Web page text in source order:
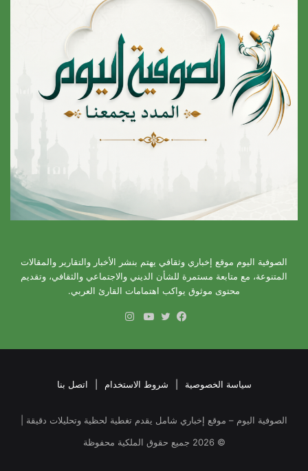
الصوفية اليوم موقع إخباري وثقافي يهتم بنشر الأخبار والتقارير والمقالات
المتنوعة، مع متابعة مستمرة للشأن الديني والاجتماعي والثقافي، وتقديم
محتوى موثوق يواكب اهتمامات القارئ العربي.
سياسة الخصوصية شروط الاستخدام اتصل بنا
الصوفية اليوم – موقع إخباري شامل يقدم تغطية لحظية وتحليلات دقيقة |
©
2026 جميع حقوق الملكية محفوظة